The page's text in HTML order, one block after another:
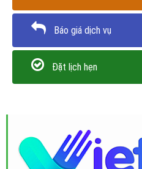
Báo giá dịch vụ
Đặt lịch hẹn